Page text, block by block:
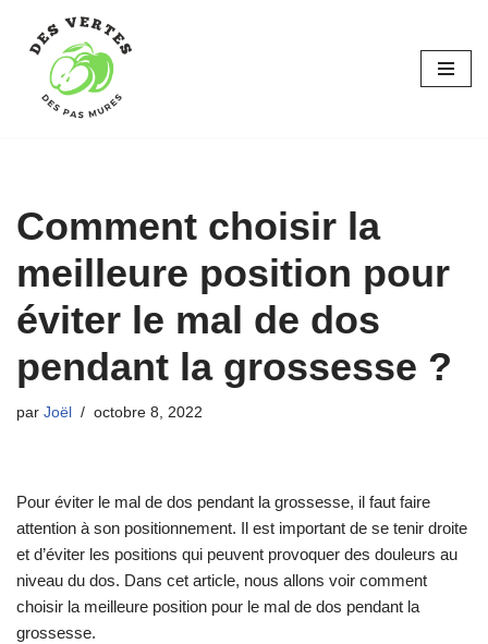
Aller
contenu
Comment choisir la
meilleure position pour
éviter le mal de dos
pendant la grossesse ?
par Joël octobre 8, 2022
Pour éviter le mal de dos pendant la grossesse, il faut faire
attention à son positionnement. Il est important de se tenir droite
et d’éviter les positions qui peuvent provoquer des douleurs au
niveau du dos. Dans cet article, nous allons voir comment
choisir la meilleure position pour le mal de dos pendant la
grossesse.